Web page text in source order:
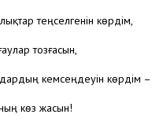
теңселгенін көрдім,
тозғасын,
кемсеңдеуін көрдім –
көз жасын!